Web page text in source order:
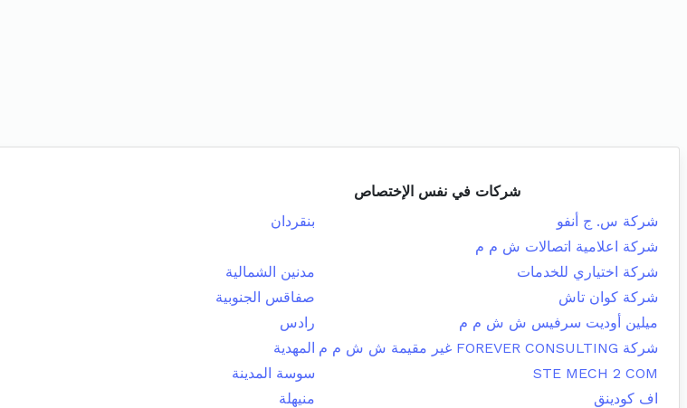
شركات في نفس الإختصاص
شركة س. ج أنفو
بنقردان
شركة اعلامية اتصالات ش م م
شركة اختياري للخدمات
مدنين الشمالية
شركة كوان تاش
صفاقس الجنوبية
ميلين أوديت سرفيس ش ش م م
رادس
شركة FOREVER CONSULTING غير مقيمة ش ش م م
المهدية
STE MECH 2 COM
سوسة المدينة
اف كودينق
منيهلة